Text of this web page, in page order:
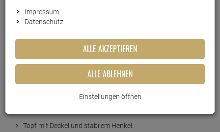
Petromax Feuertopf ft3 (mit
Standfüssen)
Artikel-Nummer:10012953
Topf mit Deckel und stabilem Henkel
Impressum
Datenschutz
ALLE AKZEPTIEREN
ALLE ABLEHNEN
Einstellungen öffnen